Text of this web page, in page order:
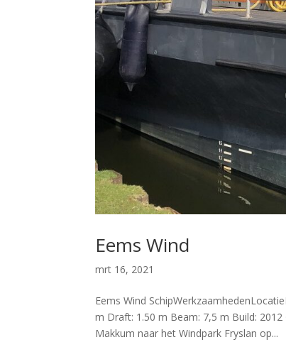
Eems Wind
mrt 16, 2021
Eems Wind
m Draft: 1.50 m Beam: 7,5 m Build:
Makkum naar het Windpark Fryslan op...